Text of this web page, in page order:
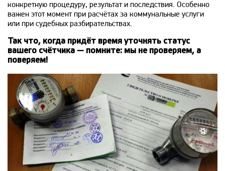
конкретную процедуру, результат и последствия. Особенно
важен этот момент при расчётах за коммунальные услуги
или при судебных разбирательствах.
Так что, когда придёт время уточнять статус
вашего счётчика — помните: мы не проверяем, а
поверяем!